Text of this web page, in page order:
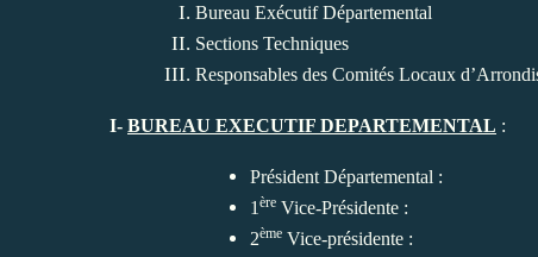
Bureau Exécutif Départemental
Sections Techniques
Responsables des Comités Locaux
I- BUREAU EXECUTIF DEPARTEMENTAL :
Président Départemental :
1 ère Vice-Présidente :
2ème Vice-présidente :